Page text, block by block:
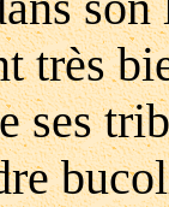
très
ses